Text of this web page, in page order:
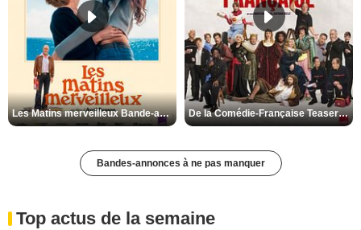
Les Matins merveilleux Bande-annonce VF De la Comédie-Française Teaser VF
Bandes-annonces à ne pas manquer
Top actus de la semaine